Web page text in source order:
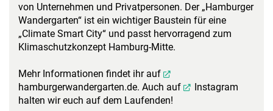
von Unternehmen und Privatpersonen. Der „Hamburger
Wandergarten“ ist ein wichtiger Baustein für eine
„Climate Smart City“ und passt hervorragend zum
Klimaschutzkonzept Hamburg-Mitte.
Mehr Informationen findet ihr auf
hamburgerwandergarten.de. Auch auf
Instagram
halten wir euch auf dem Laufenden!